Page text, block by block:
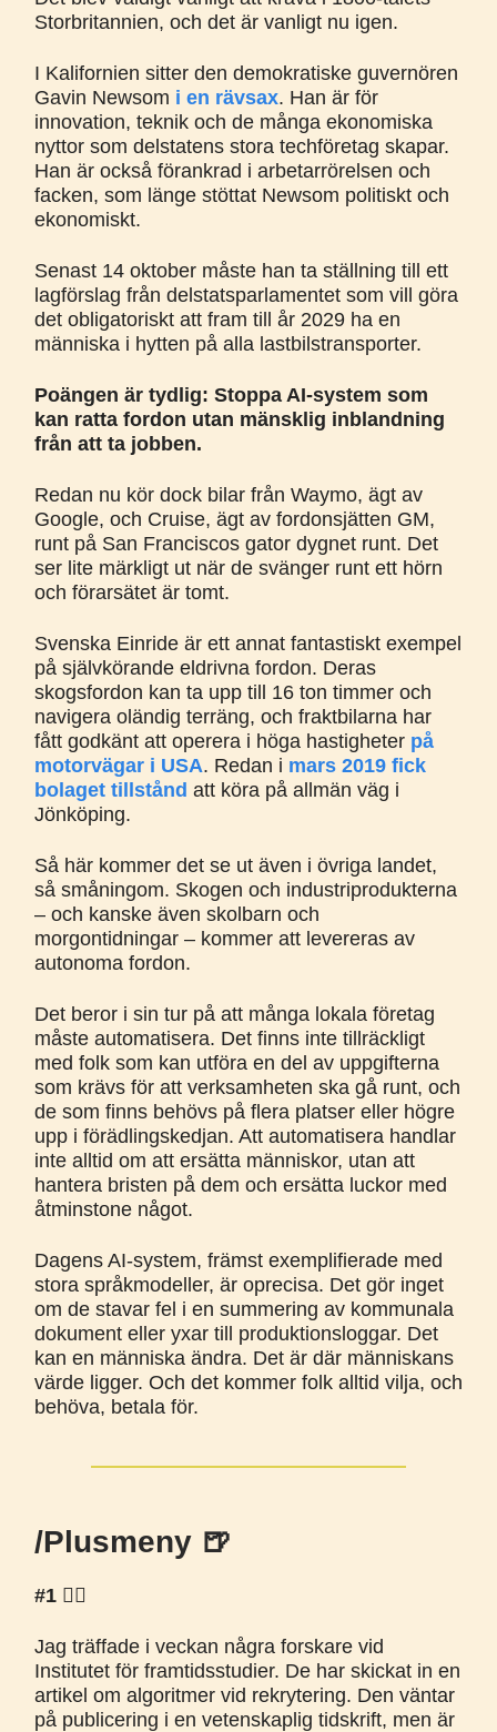
Storbritannien, och det är vanligt nu igen.
I Kalifornien sitter den demokratiske guvernören
Gavin Newsom i en rävsax. Han är för
innovation, teknik och de många ekonomiska
nyttor som delstatens stora techföretag skapar.
Han är också förankrad i arbetarrörelsen och
facken, som länge stöttat Newsom politiskt och
ekonomiskt.
Senast 14 oktober måste han ta ställning till ett
lagförslag från delstatsparlamentet som vill göra
det obligatoriskt att fram till år 2029 ha en
människa i hytten på alla lastbilstransporter.
Poängen är tydlig: Stoppa AI-system som
kan ratta fordon utan mänsklig inblandning
från att ta jobben.
Redan nu kör dock bilar från Waymo, ägt av
Google, och Cruise, ägt av fordonsjätten GM,
runt på San Franciscos gator dygnet runt. Det
ser lite märkligt ut när de svänger runt ett hörn
och förarsätet är tomt.
Svenska Einride är ett annat fantastiskt exempel
på självkörande eldrivna fordon. Deras
skogsfordon kan ta upp till 16 ton timmer och
navigera oländig terräng, och fraktbilarna har
fått godkänt att operera i höga hastigheter på
motorvägar i USA. Redan i mars 2019 fick
bolaget tillstånd att köra på allmän väg i
Jönköping.
Så här kommer det se ut även i övriga landet,
så småningom. Skogen och industriprodukterna
– och kanske även skolbarn och
morgontidningar – kommer att levereras av
autonoma fordon.
Det beror i sin tur på att många lokala företag
måste automatisera. Det finns inte tillräckligt
med folk som kan utföra en del av uppgifterna
som krävs för att verksamheten ska gå runt, och
de som finns behövs på flera platser eller högre
upp i förädlingskedjan. Att automatisera handlar
inte alltid om att ersätta människor, utan att
hantera bristen på dem och ersätta luckor med
åtminstone något.
Dagens AI-system, främst exemplifierade med
stora språkmodeller, är oprecisa. Det gör inget
om de stavar fel i en summering av kommunala
dokument eller yxar till produktionsloggar. Det
kan en människa ändra. Det är där människans
värde ligger. Och det kommer folk alltid vilja, och
behöva, betala för.
/Plusmeny 🍺
#1 🧑‍⚖️
Jag träffade i veckan några forskare vid
Institutet för framtidsstudier. De har skickat in en
artikel om algoritmer vid rekrytering. Den väntar
på publicering i en vetenskaplig tidskrift, men är